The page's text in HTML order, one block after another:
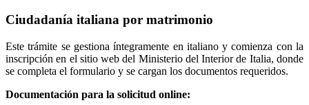
Ciudadanía italiana por matrimonio
Este trámite se gestiona íntegramente en italiano y comienza con la
inscripción en el sitio web del Ministerio del Interior de Italia, donde
se completa el formulario y se cargan los documentos requeridos.
Documentación para la solicitud online: